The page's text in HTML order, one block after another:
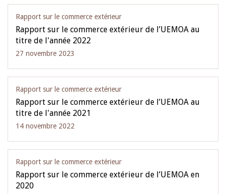
Rapport sur le commerce extérieur
Rapport sur le commerce extérieur de l’UEMOA au
titre de l'année 2022
27 novembre 2023
Rapport sur le commerce extérieur
Rapport sur le commerce extérieur de l’UEMOA au
titre de l'année 2021
14 novembre 2022
Rapport sur le commerce extérieur
Rapport sur le commerce extérieur de l’UEMOA en
2020